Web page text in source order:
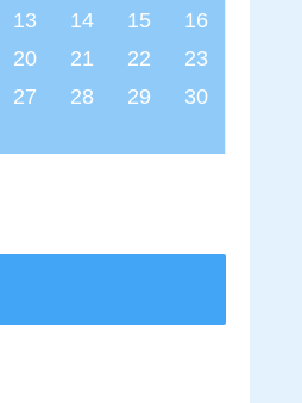
13 14 15
16
20 21 22
23
27 28 29
30